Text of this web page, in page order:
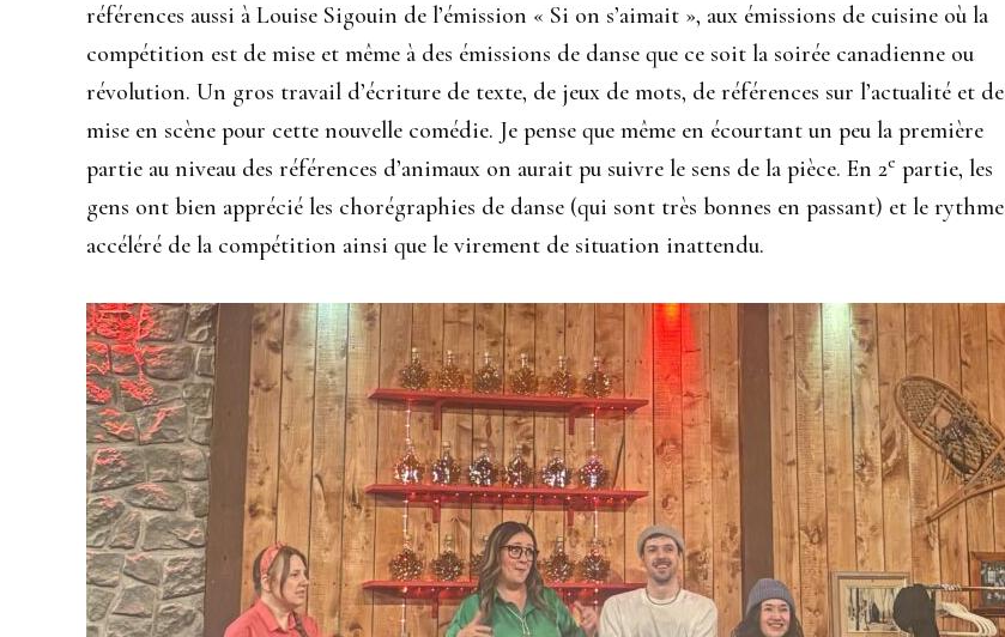
références aussi à Louise Sigouin de l’émission « Si on s’aimait », aux émissions de cuisine où la
compétition est de mise et même à des émissions de danse que ce soit la soirée canadienne ou
révolution. Un gros travail d’écriture de texte, de jeux de mots, de références sur l’actualité et de
mise en scène pour cette nouvelle comédie. Je pense que même en écourtant un peu la première
partie au niveau des références d’animaux on aurait pu suivre le sens de la pièce. En 2e partie, les
gens ont bien apprécié les chorégraphies de danse (qui sont très bonnes en passant) et le rythme
accéléré de la compétition ainsi que le virement de situation inattendu.